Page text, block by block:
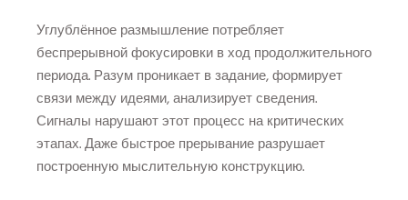
Углублённое размышление потребляет
беспрерывной фокусировки в ход продолжительного
периода. Разум проникает в задание, формирует
связи между идеями, анализирует сведения.
Сигналы нарушают этот процесс на критических
этапах. Даже быстрое прерывание разрушает
построенную мыслительную конструкцию.